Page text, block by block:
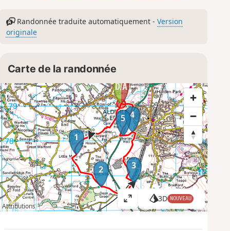
Randonnée traduite automatiquement -Version
originale
Carte de la randonnée
1
2 3
4
5
Attributions
A
ff
3D NOUVEAU